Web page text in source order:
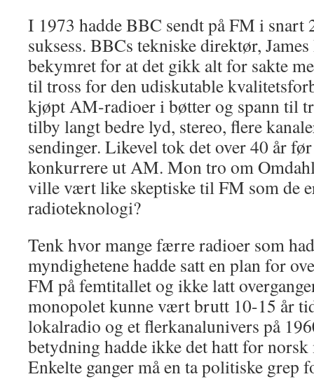
I 1973 hadde BBC sendt på FM i snart
suksess. BBCs tekniske direktør,
bekymret for at det gikk alt for sakte
til tross for den udiskutable
kjøpt AM-radioer i bøtter og spann til
tilby langt bedre lyd, stereo, flere
sendinger. Likevel tok det over 40 år
konkurrere ut AM. Mon tro om
ville vært like skeptiske til FM som de
radioteknologi?
Tenk hvor mange færre radioer som
myndighetene hadde satt en plan for
FM på femtitallet og ikke latt
monopolet kunne vært brutt 10-15 år
lokalradio og et flerkanalunivers på
betydning hadde ikke det hatt for
Enkelte ganger må en ta politiske grep